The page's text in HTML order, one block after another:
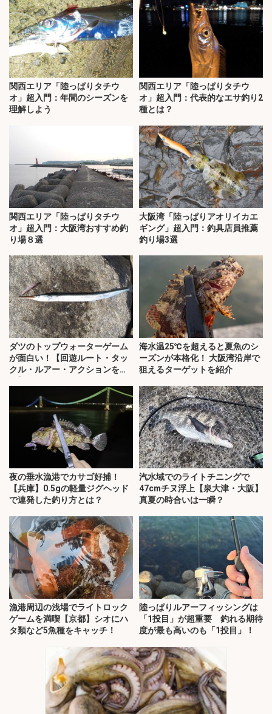
関西エリア「陸っぱりタチウ
オ」超入門：年間のシーズンを
理解しよう
関西エリア「陸っぱりタチウ
オ」超入門：代表的なエサ釣り2
種とは？
関西エリア「陸っぱりタチウ
オ」超入門：大阪湾おすすめ釣
り場８選
大阪湾「陸っぱりアオリイカエ
ギング」超入門：釣具店員推薦
釣り場3選
ダツのトップウォーターゲーム
が面白い！【回遊ルート・タッ
クル・ルアー・アクションを解
海水温25℃を超えると夏魚のシ
ーズンが本格化！ 大阪湾沿岸で
狙えるターゲットを紹介
夜の垂水漁港でカサゴ好捕！
【兵庫】0.5gの軽量ジグヘッド
で連発した釣り方とは？
汽水域でのライトチニングで
47cmチヌ浮上【泉大津・大阪】
真夏の時合いは一瞬？
漁港周辺の浅場でライトロック
ゲームを満喫【京都】シオにハ
タ類など5魚種をキャッチ！
陸っぱりルアーフィッシングは
「1投目」が超重要 釣れる期待
度が最も高いのも「1投目」！